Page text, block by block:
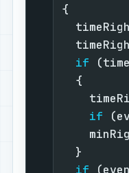
if
if
if